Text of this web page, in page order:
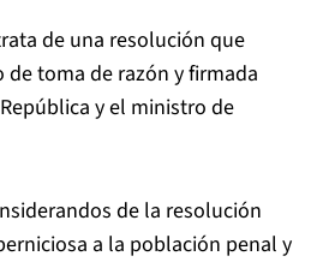
de una resolución que
toma de razón y firmada
y el ministro de
de la resolución
a la población penal y